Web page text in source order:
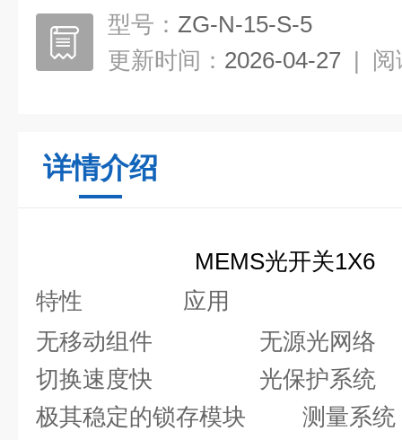
型号： ZG-N-15-S-5
更新时间： 2026-04-27 | 阅
详情介绍
MEMS光开关1X6
特性
应用
无移动组件
无源光网络
切换速度快
光保护系统
极其稳定的锁存模块
测量系统